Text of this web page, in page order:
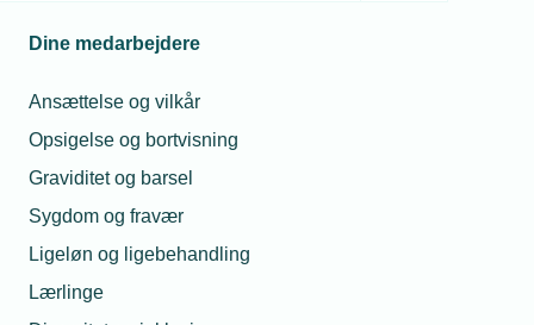
Dine medarbejdere
Ansættelse og vilkår
Opsigelse og bortvisning
Graviditet og barsel
Sygdom og fravær
Ligeløn og ligebehandling
Lærlinge